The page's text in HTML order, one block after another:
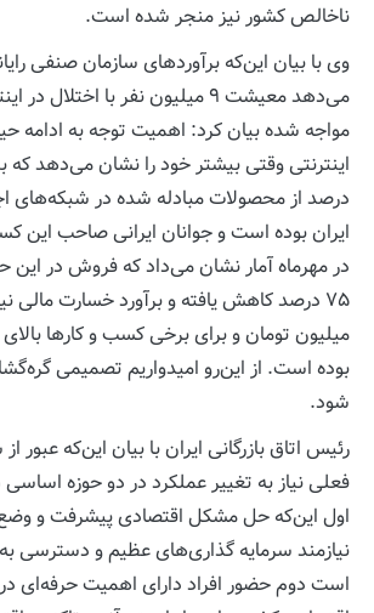
ناخالص کشور نیز منجر شده است.
وی با بیان این‌که برآوردهای سازمان صنفی
می‌دهد معیشت ۹ میلیون نفر با
مواجه شده بیان کرد: اهمیت توجه به ادامه
درصد از محصولات مبادله شده در شبکه‌های
ایران بوده است و جوانان ایرانی صاحب این
بوده است. از این‌رو امیدواریم تصمیمی
شود.
رئیس اتاق بازرگانی ایران با بیان این‌که عبور
فعلی نیاز به تغییر عملکرد در دو حوزه
اول این‌که حل مشکل اقتصادی پیشرفت و
نیازمند سرمایه‌ گذاری‌های عظیم و دسترسی
است دوم حضور افراد دارای اهمیت حرفه‌ای